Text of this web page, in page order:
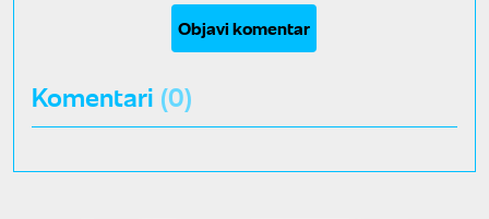
Objavi komentar
Komentari (0)